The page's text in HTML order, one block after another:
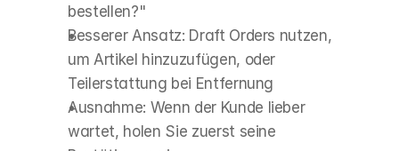
bestellen?"
Besserer Ansatz: Draft Orders nutzen,
um Artikel hinzuzufügen, oder
Teilerstattung bei Entfernung
Ausnahme: Wenn der Kunde lieber
wartet, holen Sie zuerst seine